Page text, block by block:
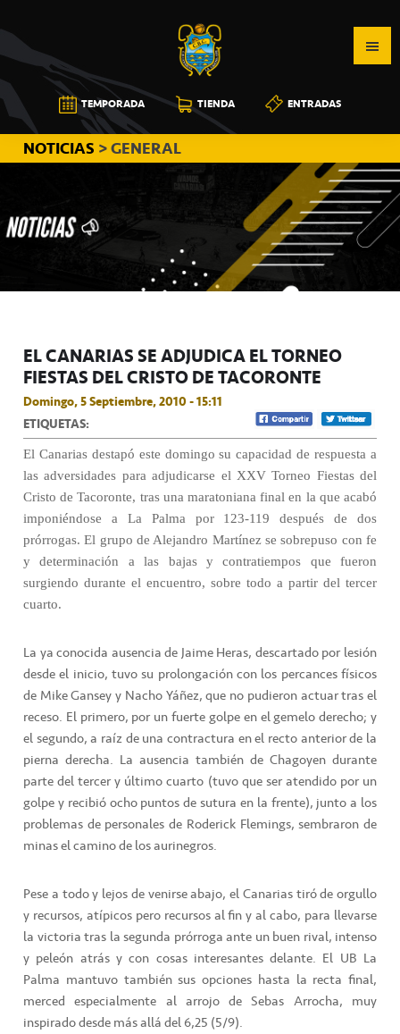
a
la
navegación
principal
al
contenido
principal
a
la
barra
lateral
principal
CB
CANARIAS
TEMPORADA TIENDA ENTRADAS
NOTICIAS > GENERAL
EL CANARIAS SE ADJUDICA EL TORNEO
FIESTAS DEL CRISTO DE TACORONTE
Domingo, 5 Septiembre, 2010 - 15:11
ETIQUETAS:
El Canarias destapó este domingo su capacidad de respuesta a
las adversidades para adjudicarse el XXV Torneo Fiestas del
Cristo de Tacoronte, tras una maratoniana final en la que acabó
imponiéndose a La Palma por 123-119 después de dos
prórrogas. El grupo de Alejandro Martínez se sobrepuso con fe
y determinación a las bajas y contratiempos que fueron
surgiendo durante el encuentro, sobre todo a partir del tercer
cuarto.
La ya conocida ausencia de Jaime Heras, descartado por lesión
desde el inicio, tuvo su prolongación con los percances físicos
de Mike Gansey y Nacho Yáñez, que no pudieron actuar tras el
receso. El primero, por un fuerte golpe en el gemelo derecho; y
el segundo, a raíz de una contractura en el recto anterior de la
pierna derecha. La ausencia también de Chagoyen durante
parte del tercer y último cuarto (tuvo que ser atendido por un
golpe y recibió ocho puntos de sutura en la frente), junto a los
problemas de personales de Roderick Flemings, sembraron de
minas el camino de los aurinegros.
Pese a todo y lejos de venirse abajo, el Canarias tiró de orgullo
y recursos, atípicos pero recursos al fin y al cabo, para llevarse
la victoria tras la segunda prórroga ante un buen rival, intenso
y peleón atrás y con cosas interesantes delante. El UB La
Palma mantuvo también sus opciones hasta la recta final,
merced especialmente al arrojo de Sebas Arrocha, muy
inspirado desde más allá del 6,25 (5/9).